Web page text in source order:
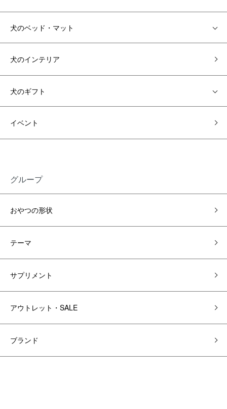
犬のベッド・マット
犬のインテリア
犬のギフト
イベント
グループ
おやつの形状
テーマ
サプリメント
アウトレット・SALE
ブランド